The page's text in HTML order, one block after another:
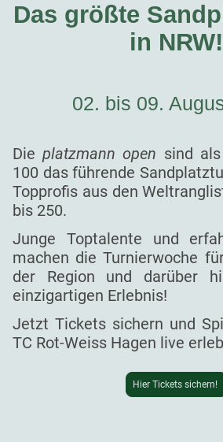
Das größte
in NRW!
02. bis 09.
Dieplatzmann open sind
100 das führende
Topprofis aus den
bis 250.
Junge Toptalente und
machen die Turnierwoche
der Region und darüber
einzigartigen Erlebnis!
Jetzt Tickets sichern und
TC Rot-Weiss Hagen live
Hier Tickets sichern!